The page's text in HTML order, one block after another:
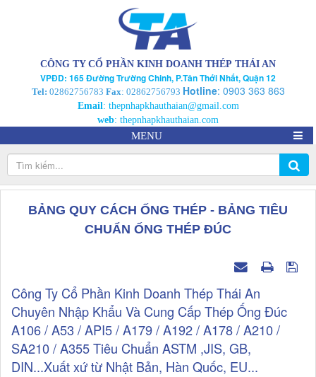
CÔNG TY CỔ PHẦN KINH DOANH THÉP THÁI AN
VPĐD: 165 Đường Trường Chinh, P.Tân Thới Nhất, Quận 12
Tel: 02862756783 Fax: 02862756793 Hotline: 0903 363 863
Email: thepnhapkhauthaian@gmail.com
web: thepnhapkhauthaian.com
MENU
BẢNG QUY CÁCH ỐNG THÉP - BẢNG TIÊU
CHUẨN ỐNG THÉP ĐÚC
Công Ty Cổ Phần Kinh Doanh Thép Thái An
Chuyên Nhập Khẩu Và Cung Cấp Thép Ống Đúc
A106 / A53 / API5 / A179 / A192 / A178 / A210 /
SA210 / A355 Tiêu Chuẩn ASTM ,JIS, GB,
DIN...Xuất xứ từ Nhật Bản, Hàn Quốc, EU...